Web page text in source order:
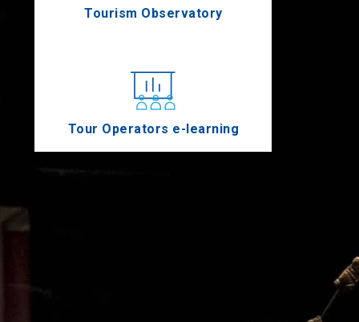
Tourism Observatory
Tour Operators e-learning